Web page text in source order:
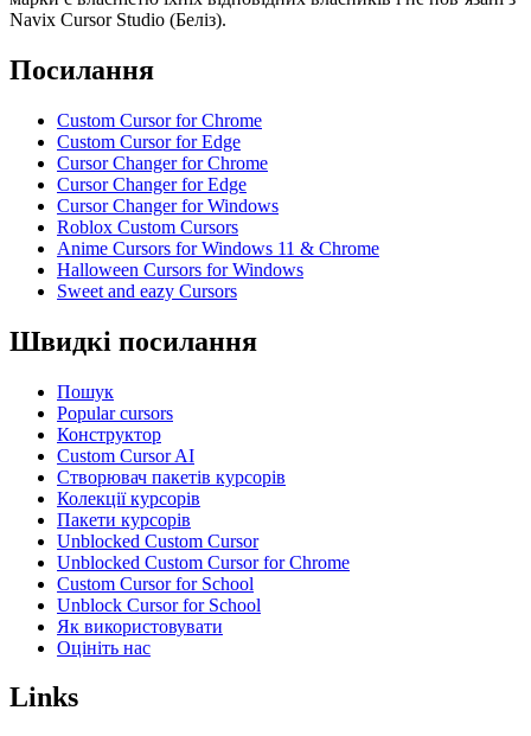
Navix Cursor Studio (Беліз).
Посилання
Custom Cursor for Chrome
Custom Cursor for Edge
Cursor Changer for Chrome
Cursor Changer for Edge
Cursor Changer for Windows
Roblox Custom Cursors
Anime Cursors for Windows 11 & Chrome
Halloween Cursors for Windows
Sweet and eazy Cursors
Швидкі посилання
Пошук
Popular cursors
Конструктор
Custom Cursor AI
Створювач пакетів курсорів
Колекції курсорів
Пакети курсорів
Unblocked Custom Cursor
Unblocked Custom Cursor for Chrome
Custom Cursor for School
Unblock Cursor for School
Як використовувати
Оцініть нас
Links